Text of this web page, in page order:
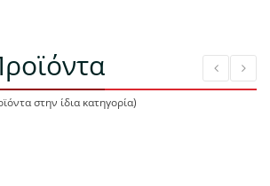
στην ίδια κατηγορία)